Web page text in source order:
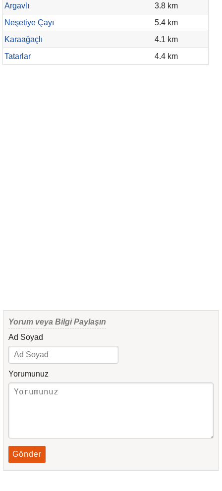
Argavlı
3.8 km
Neşetiye Çayı
5.4 km
Karaağaçlı
4.1 km
Tatarlar
4.4 km
Yorum veya Bilgi Paylaşın
Ad Soyad
Yorumunuz
Gönder